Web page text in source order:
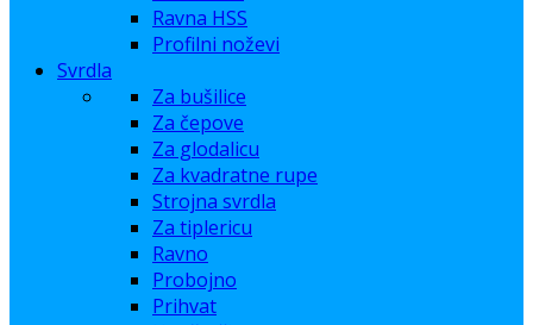
Ravna HSS
Profilni noževi
Svrdla
Za bušilice
Za čepove
Za glodalicu
Za kvadratne rupe
Strojna svrdla
Za tiplericu
Ravno
Probojno
Prihvat